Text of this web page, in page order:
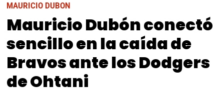
MAURICIO DUBON
Mauricio Dubón conectó
sencillo en la caída de
Bravos ante los Dodgers
de Ohtani